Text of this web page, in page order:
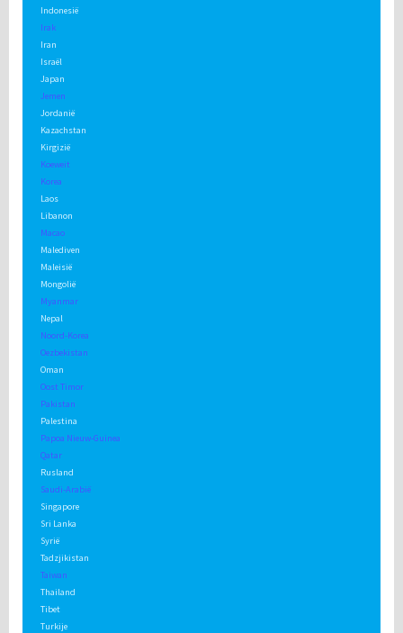
Indonesië
Irak
Iran
Israël
Japan
Jemen
Jordanië
Kazachstan
Kirgizië
Koeweit
Korea
Laos
Libanon
Macao
Malediven
Maleisië
Mongolië
Myanmar
Nepal
Noord-Korea
Oezbekistan
Oman
Oost Timor
Pakistan
Palestina
Papoa Nieuw-Guinea
Qatar
Rusland
Saudi-Arabië
Singapore
Sri Lanka
Syrië
Tadzjikistan
Taiwan
Thailand
Tibet
Turkije